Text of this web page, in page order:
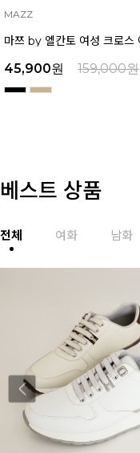
INTENSE
45,900원 159,000원
베스트 상품
전체 여화 남화